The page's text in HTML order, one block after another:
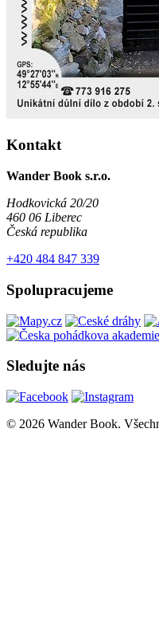
Kontakt
Wander Book s.r.o.
Hodkovická 20/20
460 06 Liberec
Česká republika
+420 484 847 339
Spolupracujeme
Sledujte nás
© 2026 Wander Book.